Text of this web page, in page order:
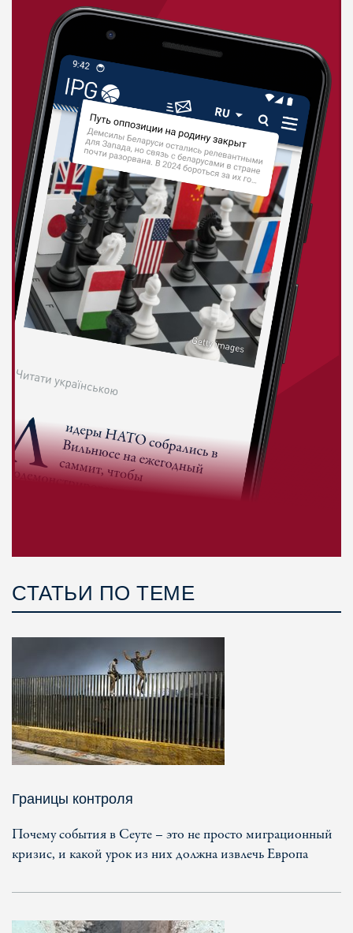
СТАТЬИ ПО ТЕМЕ
Границы контроля
Почему события в Сеуте – это не просто миграционный
кризис, и какой урок из них должна извлечь Европа